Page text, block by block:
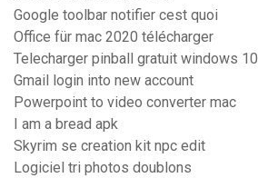
Google toolbar notifier cest quoi
Office für mac 2020 télécharger
Telecharger pinball gratuit windows 10
Gmail login into new account
Powerpoint to video converter mac
I am a bread apk
Skyrim se creation kit npc edit
Logiciel tri photos doublons